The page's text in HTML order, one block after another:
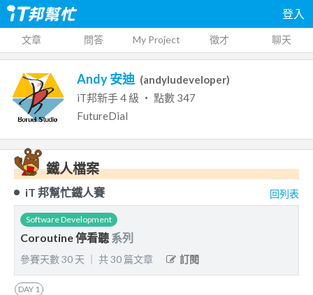
登入
文章 問答 My Project 徵才 聊天
Andy 安迪 (andyludeveloper)
iT邦新手4 級 ‧ 點數 347
FutureDial
鐵人檔案
iT 邦幫忙鐵人賽 回列表
Software Development
Coroutine 停看聽 系列
參賽天數30 天 共30 篇文章 訂閱
DAY 1